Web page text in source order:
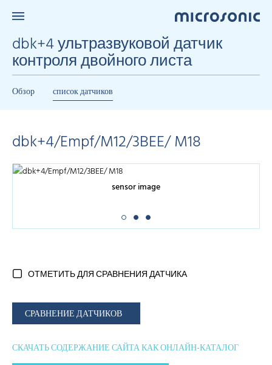
dbk+4 ультразвуковой датчик
контроля двойного листа
Обзор список датчиков
dbk+4/Empf/M12/3BEE/ M18
sensor image
ОТМЕТИТЬ ДЛЯ СРАВНЕНИЯ ДАТЧИКА
СРАВНЕНИЕ ДАТЧИКОВ
СКАЧАТЬ СОДЕРЖАНИЕ САЙТА КАК ОНЛАЙН-КАТАЛОГ